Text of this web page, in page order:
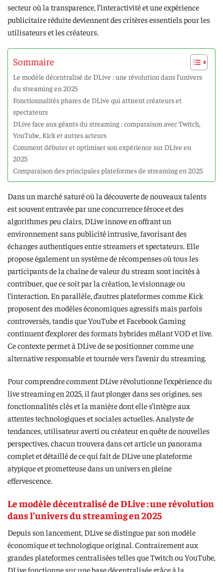
secteur où la transparence, l’interactivité et une expérience
publicitaire réduite deviennent des critères essentiels pour les
utilisateurs et les créateurs.
Sommaire
Le modèle décentralisé de DLive : une révolution dans l’univers
du streaming en 2025
Fonctionnalités phares de DLive qui attirent créateurs et
spectateurs
DLive face aux géants du streaming : comparaison avec Twitch,
YouTube, Kick et autres acteurs
Comment débuter et optimiser son expérience sur DLive en
2025
Comparaison des principales plateformes de streaming en 2025
Dans un marché saturé où la découverte de nouveaux talents
est souvent entravée par une concurrence féroce et des
algorithmes peu clairs, DLive innove en offrant un
environnement sans publicité intrusive, favorisant des
échanges authentiques entre streamers et spectateurs. Elle
propose également un système de récompenses où tous les
participants de la chaîne de valeur du stream sont incités à
contribuer, que ce soit par la création, le visionnage ou
l’interaction. En parallèle, d’autres plateformes comme Kick
proposent des modèles économiques agressifs mais parfois
controversés, tandis que YouTube et Facebook Gaming
continuent d’explorer des formats hybrides mêlant VOD et live.
Ce contexte permet à DLive de se positionner comme une
alternative responsable et tournée vers l’avenir du streaming.
Pour comprendre comment DLive révolutionne l’expérience du
live streaming en 2025, il faut plonger dans ses origines, ses
fonctionnalités clés et la manière dont elle s’intègre aux
attentes technologiques et sociales actuelles. Analyste de
tendances, utilisateur averti ou créateur en quête de nouvelles
perspectives, chacun trouvera dans cet article un panorama
complet et détaillé de ce qui fait de DLive une plateforme
atypique et prometteuse dans un univers en pleine
effervescence.
Le modèle décentralisé de DLive : une révolution
dans l’univers du streaming en 2025
Depuis son lancement, DLive se distingue par son modèle
économique et technologique original. Contrairement aux
grandes plateformes centralisées telles que Twitch ou YouTube,
DLive fonctionne sur une base décentralisée grâce à la